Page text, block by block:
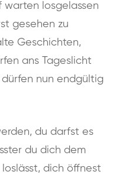
losgelassen
gesehen zu
Geschichten,
ans Tageslicht
nun endgültig
du darfst es
du dich dem
dich öffnest